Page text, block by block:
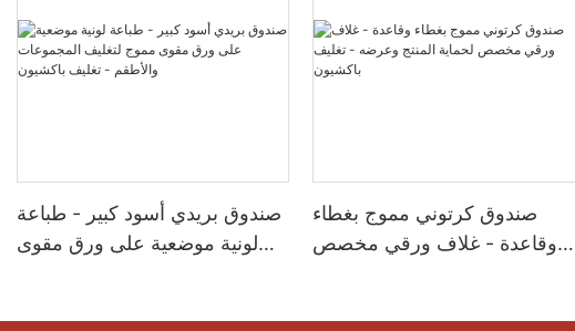
صندوق بريدي أسود كبير - طباعة
لونية موضعية على ورق مقوى
صندوق كرتوني مموج بغطاء
وقاعدة - غلاف ورقي مخصص